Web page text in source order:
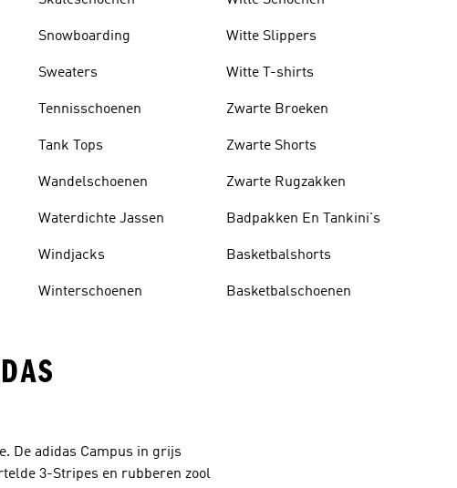
Snowboarding
Sweaters
Tennisschoenen
Tank Tops
Wandelschoenen
Waterdichte Jassen
Windjacks
Winterschoenen
Witte Slippers
Witte T-shirts
Zwarte Broeken
Zwarte Shorts
Zwarte Rugzakken
Badpakken En Tankini's
Basketbalshorts
Basketbalschoenen
De adidas Campus in grijs
3-Stripes en rubberen zool